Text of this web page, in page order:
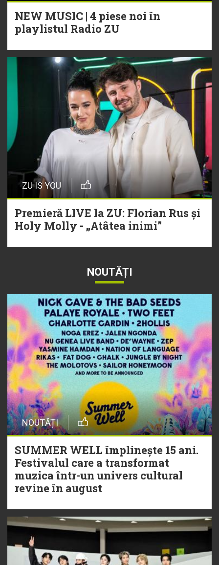
NEW MUSIC | 4 piese noi în
playlistul Radio ZU
ZU IS YOU
Premieră LIVE la ZU: Florian Rus și
Holy Molly - „Atâtea inimi”
NOUTĂȚI
NOUTĂȚI
SUMMER WELL împlinește 15 ani.
Festivalul care a transformat
muzica într-un univers cultural
revine în august